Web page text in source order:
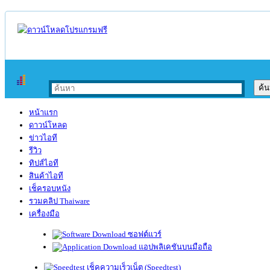
หน้าแรก
ดาวน์โหลด
ข่าวไอที
รีวิว
ทิปส์ไอที
สินค้าไอที
เช็ครอบหนัง
รวมคลิป Thaiware
เครื่องมือ
ซอฟต์แวร์
แอปพลิเคชันบนมือถือ
เช็คความเร็วเน็ต (Speedtest)